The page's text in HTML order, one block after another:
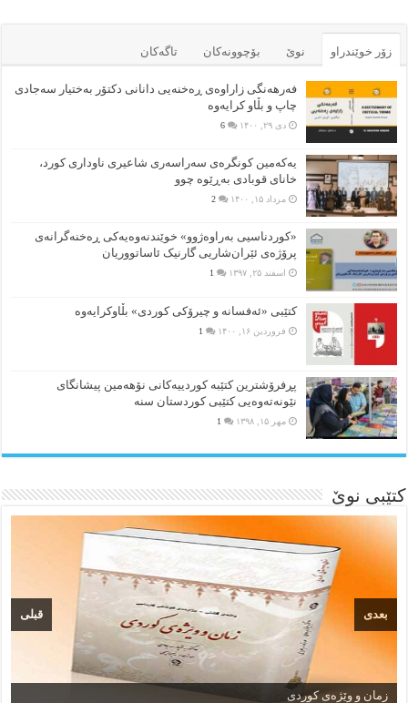
زۆر خوێندراو نوێ بۆچوونه‌کان تاگەکان
فەرهەنگی زاراوەی ڕەخنەیی دانانی دکتۆر بەختیار سەجادی
چاپ و بڵاو کرایەوە
دی ۲۹, ۱۴۰۰ 6
یەکەمین کونگرەی سەراسەری شاعیری‌ ناوداری کورد،
خانای قوبادی بەڕێوە چوو
مرداد ۱۵, ۱۴۰۰ 2
«کوردناسیی بەراوەژوو» خوێندنەوەیەکی ڕەخنەگرانەی
پرۆژەی ئێران‌شاریی گارنیک ئاساتووریان
اسفند ۲۵, ۱۳۹۷ 1
کتێبی «ئەفسانە و چیرۆکی کوردی» بڵاوکرایەوە
فروردین ۱۶, ۱۴۰۰ 1
پڕفرۆشترین کتێبە کوردییەکانی نۆهەمین پیشانگای
نێونەتەوەیی کتێبی کوردستان سنە
مهر ۱۵, ۱۳۹۸ 1
کتێبی نوێ
زمان و وێژەی کوردی
قبلی بعدی